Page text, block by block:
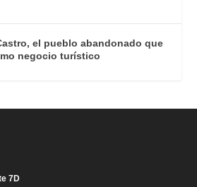
el pueblo abandonado que
negocio turístico
7D